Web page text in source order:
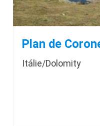
Plan de
Itálie/Dolomity